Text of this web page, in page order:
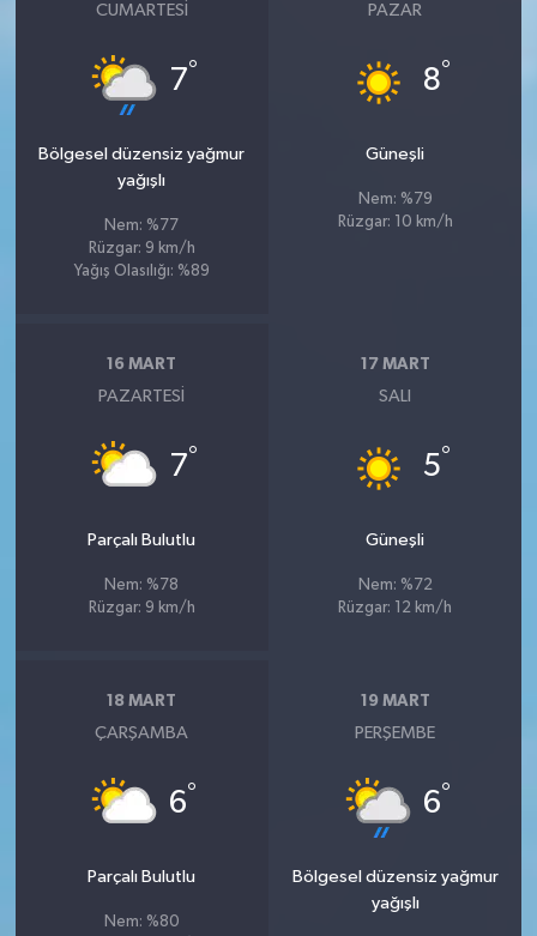
CUMARTESI
7°
Bölgesel düzensiz yağmur
yağışlı
Nem: %77
Rüzgar: 9 km/h
Yağış Olasılığı: %89
PAZAR
8°
Güneşli
Nem: %79
Rüzgar: 10 km/h
16 MART
PAZARTESI
7°
Parçalı Bulutlu
Nem: %78
Rüzgar: 9 km/h
17 MART
SALI
5°
Güneşli
Nem: %72
Rüzgar: 12 km/h
18 MART
ÇARŞAMBA
6°
Parçalı Bulutlu
Nem: %80
19 MART
PERŞEMBE
6°
Bölgesel düzensiz yağmur
yağışlı